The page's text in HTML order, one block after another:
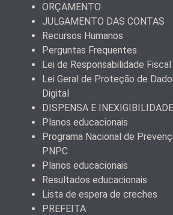
ORÇAMENTO
JULGAMENTO DAS CONTAS
Recursos Humanos
Perguntas Frequentes
Lei de Responsabilidade Fiscal
Lei Geral de Proteção de
Digital
DISPENSA E INEXIGIBILIDADE
Planos educacionais
Programa Nacional de
PNPC
Planos educacionais
Resultados educacionais
Lista de espera de creches
PREFEITA